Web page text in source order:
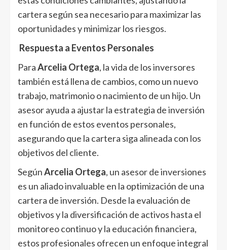
cartera según sea necesario para maximizar las
oportunidades y minimizar los riesgos.
Respuesta a Eventos Personales
ParaArcelia Ortega, la vida de los inversores
también está llena de cambios, como un nuevo
trabajo, matrimonio o nacimiento de un hijo. Un
asesor ayuda a ajustar la estrategia de inversión
en función de estos eventos personales,
asegurando que la cartera siga alineada con los
objetivos del cliente.
SegúnArcelia Ortega, un asesor de inversiones
es un aliado invaluable en la optimización de una
cartera de inversión. Desde la evaluación de
objetivos y la diversificación de activos hasta el
monitoreo continuo y la educación financiera,
estos profesionales ofrecen un enfoque integral